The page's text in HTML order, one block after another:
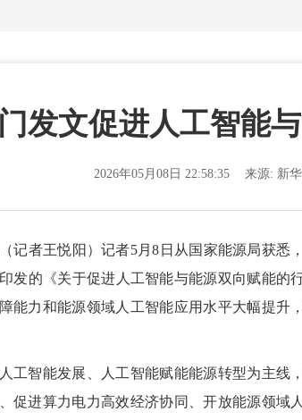
发文促进人工智能
2026年05月08日 22:58:35 来源: 新
者王悦阳）记者5月8日从国家能源局获悉
发的《关于促进人工智能与能源双向赋能的
能力和能源领域人工智能应用水平大幅提升
智能发展、人工智能赋能能源转型为主线
促进算力电力高效经济协同、开放能源领域